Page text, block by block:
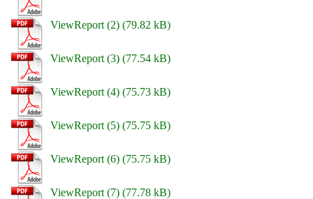
ViewReport (2)
ViewReport (3)
ViewReport (4)
ViewReport (5)
ViewReport (6)
ViewReport (7)